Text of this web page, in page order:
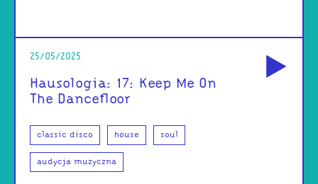
25/05/2025
Hausologia: 17: Keep Me On
The Dancefloor
classic disco house soul
audycja muzyczna